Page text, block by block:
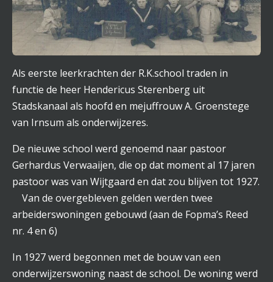
Als eerste leerkrachten der R.K.school traden in
functie de heer Hendericus Sterenberg uit
Stadskanaal als hoofd en mejuffrouw A. Groenstege
van Irnsum als onderwijzeres.
De nieuwe school werd genoemd naar pastoor
Gerhardus Verwaaijen, die op dat moment al 17 jaren
pastoor was van Wijtgaard en dat zou blijven tot 1927.
Van de overgebleven gelden werden twee
arbeiderswoningen gebouwd (aan de Fopma’s Reed
nr. 4 en 6)
In 1927 werd begonnen met de bouw van een
onderwijzerswoning naast de school. De woning werd